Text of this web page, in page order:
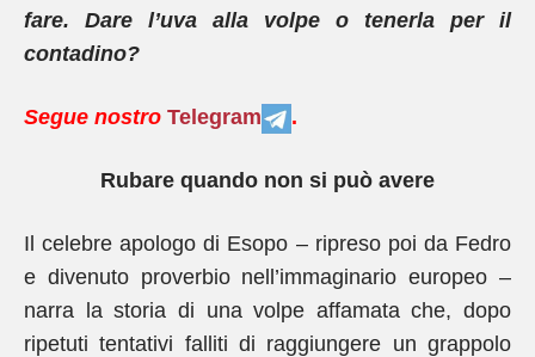
fare. Dare l’uva alla volpe o tenerla per il
contadino?
Segue nostro Telegram .
Rubare quando non si può avere
Il celebre apologo di Esopo – ripreso poi da Fedro
e divenuto proverbio nell’immaginario europeo –
narra la storia di una volpe affamata che, dopo
ripetuti tentativi falliti di raggiungere un grappolo